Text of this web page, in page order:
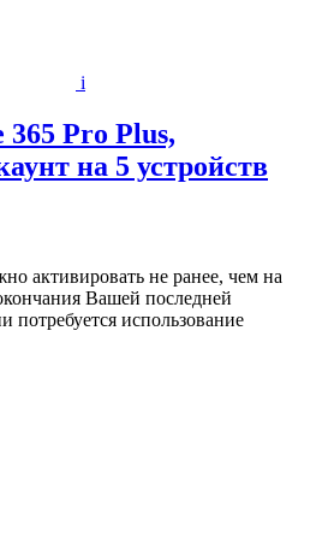
i
Pro Plus,
на 5 устройств
активировать не ранее, чем на
Вашей последней
потребуется использование